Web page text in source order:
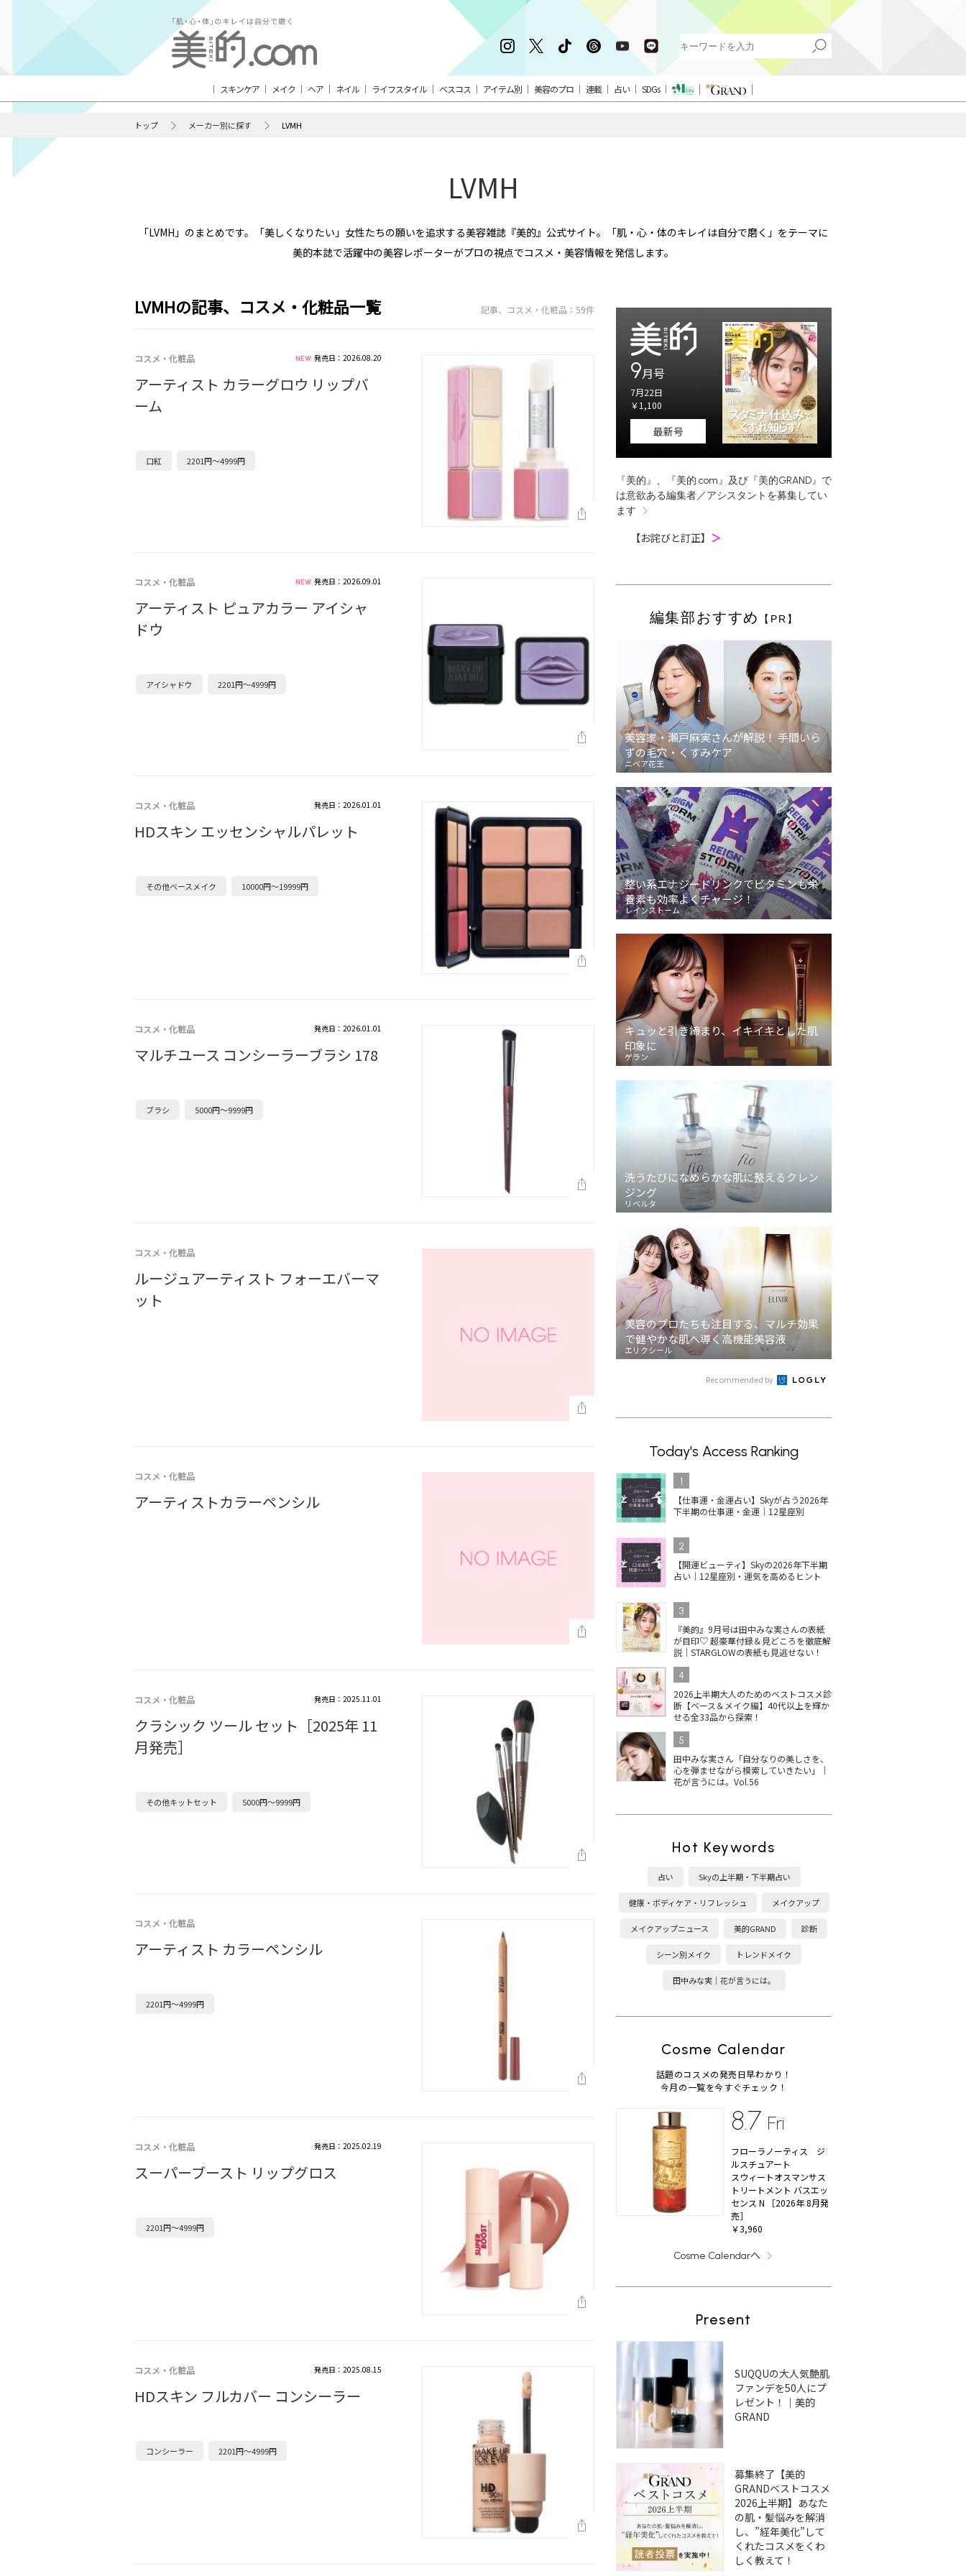
スキンケア メイク ヘア ネイル ライフスタイル ベスコス アイテム別 美容のプロ 連載 占い SDGs
トップ メーカー別に探す LVMH
LVMH
「LVMH」のまとめです。「美しくなりたい」女性たちの願いを追求する美容雑誌『美的』公式サイト。「肌・心・体のキレイは自分で磨く」をテーマに
美的本誌で活躍中の美容レポーターがプロの視点でコスメ・美容情報を発信します。
LVMHの記事、コスメ・化粧品一覧 記事、コスメ・化粧品：59件
コスメ・化粧品 発売日：2026.08.20
アーティスト カラーグロウ リップバ
ーム
口紅 2201円～4999円
コスメ・化粧品 発売日：2026.09.01
アーティスト ピュアカラー アイシャ
ドウ
アイシャドウ 2201円～4999円
コスメ・化粧品 発売日：2026.01.01
HDスキン エッセンシャルパレット
その他ベースメイク 10000円～19999円
コスメ・化粧品 発売日：2026.01.01
マルチユース コンシーラーブラシ 178
ブラシ 5000円～9999円
コスメ・化粧品
ルージュアーティスト フォーエバーマ
ット
コスメ・化粧品
アーティストカラーペンシル
コスメ・化粧品 発売日：2025.11.01
クラシック ツール セット［2025年 11
月発売］
その他キットセット 5000円～9999円
コスメ・化粧品
アーティスト カラーペンシル
2201円～4999円
コスメ・化粧品 発売日：2025.02.19
スーパーブースト リップグロス
2201円～4999円
コスメ・化粧品 発売日：2025.08.15
HDスキン フルカバー コンシーラー
コンシーラー 2201円～4999円
9月号
7月22日
￥1,100
最新号
『美的』、『美的.com』及び『美的GRAND』で
は意欲ある編集者／アシスタントを募集してい
ます
【お詫びと訂正】 ＞
編集部おすすめ 【PR】
美容家・瀬戸麻実さんが解説！ 手間いら
ずの毛穴・くすみケア
ニベア花王
整い系エナジードリンクでビタミンも栄
養素も効率よくチャージ！
レインストーム
キュッと引き締まり、イキイキとした肌
印象に
ゲラン
洗うたびになめらかな肌に整えるクレン
ジング
リベルタ
美容のプロたちも注目する、マルチ効果
で健やかな肌へ導く高機能美容液
エリクシール
Recommended by
Today's Access Ranking
1
【仕事運・金運占い】Skyが占う2026年
下半期の仕事運・金運｜12星座別
2
【開運ビューティ】Skyの2026年下半期
占い｜12星座別・運気を高めるヒント
3
『美的』9月号は田中みな実さんの表紙
が目印♡ 超豪華付録＆見どころを徹底解
説｜STARGLOWの表紙も見逃せない！
4
2026上半期大人のためのベストコスメ診
断【ベース＆メイク編】40代以上を輝か
せる全33品から探索！
5
田中みな実さん「自分なりの美しさを、
心を弾ませながら模索していきたい」｜
花が言うには。Vol.56
Hot Keywords
占い Skyの上半期・下半期占い
健康・ボディケア・リフレッシュ メイクアップ
メイクアップニュース 美的GRAND 診断
シーン別メイク トレンドメイク
田中みな実｜花が言うには。
Cosme Calendar
話題のコスメの発売日早わかり！
今月の一覧を今すぐチェック！
8.7 Fri
フローラノーティス ジ
ルスチュアート
スウィートオスマンサス
トリートメント バスエッ
センス N ［2026年 8月発
売］
￥3,960
Cosme Calendarへ
Present
SUQQUの大人気艶肌
ファンデを50人にプ
レゼント！｜美的
GRAND
募集終了【美的
GRANDベストコスメ
2026上半期】あなた
の肌・髪悩みを解消
し、”経年美化”して
くれたコスメをくわ
しく教えて！